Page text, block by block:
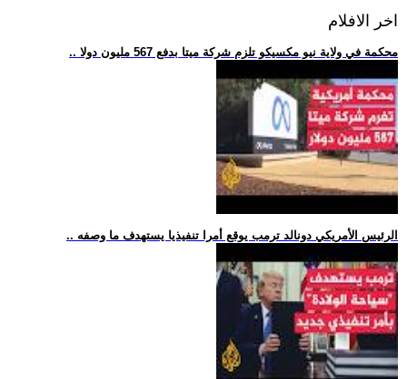
اخر الافلام
.. محكمة في ولاية نيو مكسيكو تلزم شركة ميتا بدفع 567 مليون دولا
.. الرئيس الأمريكي دونالد ترمب يوقع أمرا تنفيذيا يستهدف ما وصفه